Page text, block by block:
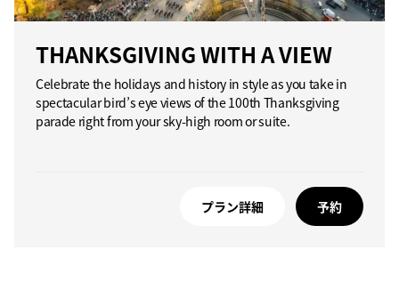
THANKSGIVING WITH A VIEW
Celebrate the holidays and history in style as you take in
spectacular bird’s eye views of the 100th Thanksgiving
parade right from your sky-high room or suite.
プラン詳細 予約